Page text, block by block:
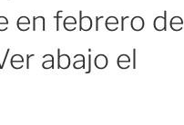
en febrero de
abajo el